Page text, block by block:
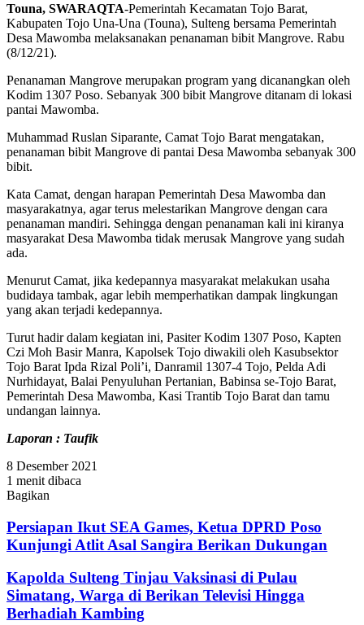
Touna, SWARAQTA-Pemerintah Kecamatan Tojo Barat,
Kabupaten Tojo Una-Una (Touna), Sulteng bersama Pemerintah
Desa Mawomba melaksanakan penanaman bibit Mangrove. Rabu
(8/12/21).
Penanaman Mangrove merupakan program yang dicanangkan oleh
Kodim 1307 Poso. Sebanyak 300 bibit Mangrove ditanam di lokasi
pantai Mawomba.
Muhammad Ruslan Siparante, Camat Tojo Barat mengatakan,
penanaman bibit Mangrove di pantai Desa Mawomba sebanyak 300
bibit.
Kata Camat, dengan harapan Pemerintah Desa Mawomba dan
masyarakatnya, agar terus melestarikan Mangrove dengan cara
penanaman mandiri. Sehingga dengan penanaman kali ini kiranya
masyarakat Desa Mawomba tidak merusak Mangrove yang sudah
ada.
Menurut Camat, jika kedepannya masyarakat melakukan usaha
budidaya tambak, agar lebih memperhatikan dampak lingkungan
yang akan terjadi kedepannya.
Turut hadir dalam kegiatan ini, Pasiter Kodim 1307 Poso, Kapten
Czi Moh Basir Manra, Kapolsek Tojo diwakili oleh Kasubsektor
Tojo Barat Ipda Rizal Poli’i, Danramil 1307-4 Tojo, Pelda Adi
Nurhidayat, Balai Penyuluhan Pertanian, Babinsa se-Tojo Barat,
Pemerintah Desa Mawomba, Kasi Trantib Tojo Barat dan tamu
undangan lainnya.
Laporan : Taufik
8 Desember 2021
1 menit dibaca
Bagikan
via
Email
Persiapan Ikut SEA Games, Ketua DPRD Poso
Kunjungi Atlit Asal Sangira Berikan Dukungan
Kapolda Sulteng Tinjau Vaksinasi di Pulau
Simatang, Warga di Berikan Televisi Hingga
Berhadiah Kambing